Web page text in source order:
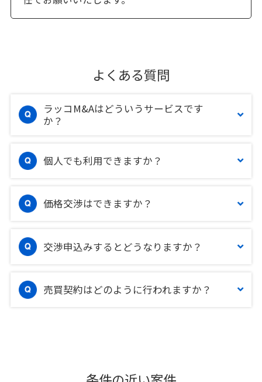
よくある質問
ラッコM&Aはどういうサービスです
か？
個人でも利用できますか？
価格交渉はできますか？
交渉申込みするとどうなりますか？
売買契約はどのように行われますか？